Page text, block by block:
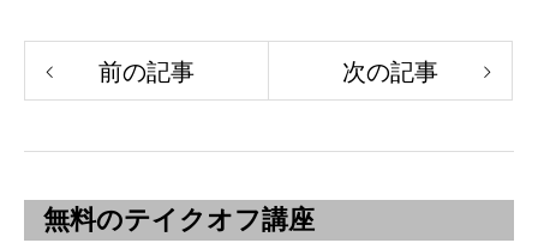
前の記事 次の記事
無料のテイクオフ講座